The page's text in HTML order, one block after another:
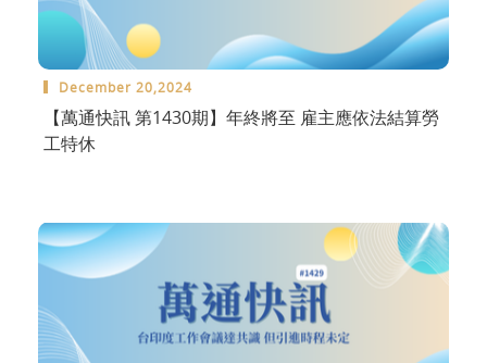
December 20,2024
【萬通快訊 第1430期】年終將至 雇主應依法結算勞
工特休